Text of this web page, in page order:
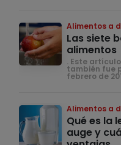
Alimentos a
Las siete
alimentos
. Este
también fue
febrero de
Alimentos a
Qué es la
auge y